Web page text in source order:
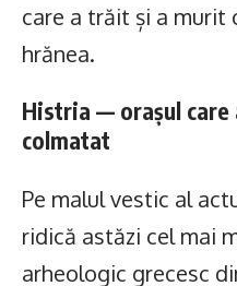
care a trăit și a murit
hrănea.
Histria — orașul care
colmatat
Pe malul vestic al
ridică astăzi cel mai
arheologic grecesc